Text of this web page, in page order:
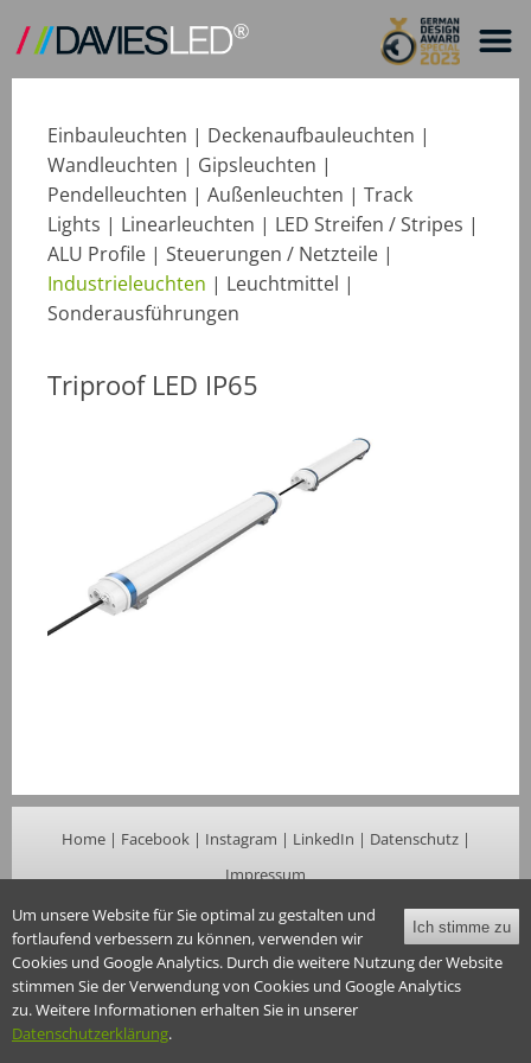
Einbauleuchten | Deckenaufbauleuchten |
Wandleuchten | Gipsleuchten |
Pendelleuchten | Außenleuchten | Track
Lights | Linearleuchten | LED Streifen / Stripes |
ALU Profile | Steuerungen / Netzteile |
Industrieleuchten | Leuchtmittel |
Sonderausführungen
Triproof LED IP65
Home| Facebook| Instagram | LinkedIn | Datenschutz|
Impressum
© 2026 Davies GmbH. All rights reserved.
Ich stimme zu
Um unsere Website für Sie optimal zu gestalten und
fortlaufend verbessern zu können, verwenden wir
Cookies und Google Analytics. Durch die weitere Nutzung der Website
stimmen Sie der Verwendung von Cookies und Google Analytics
zu. Weitere Informationen erhalten Sie in unserer
Datenschutzerklärung.